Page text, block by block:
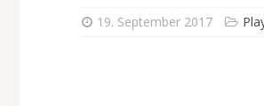
19. September 2017